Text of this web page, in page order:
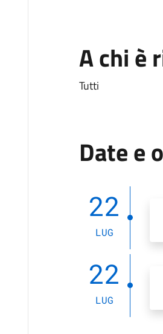
A chi è
Tutti
Date e
22
LUG
22
LUG